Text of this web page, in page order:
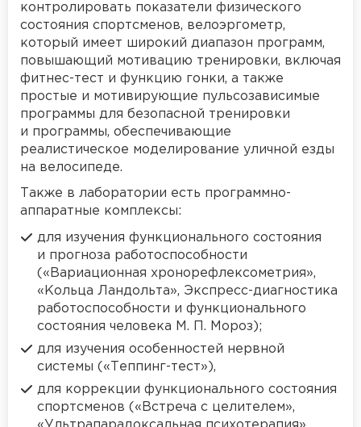
контролировать показатели физического
состояния спортсменов, велоэргометр,
который имеет широкий диапазон программ,
повышающий мотивацию тренировки, включая
фитнес-тест и функцию гонки, а также
простые и мотивирующие пульсозависимые
программы для безопасной тренировки
и программы, обеспечивающие
реалистическое моделирование уличной езды
на велосипеде.
Также в лаборатории есть программно-
аппаратные комплексы:
для изучения функционального состояния
и прогноза работоспособности
(«Вариационная хронорефлексометрия»,
«Кольца Ландольта», Экспресс-диагностика
работоспособности и функционального
состояния человека М. П. Мороз);
для изучения особенностей нервной
системы («Теппинг-тест»),
для коррекции функционального состояния
спортсменов («Встреча с целителем»,
«Ультрапарадоксальная психотерапия»